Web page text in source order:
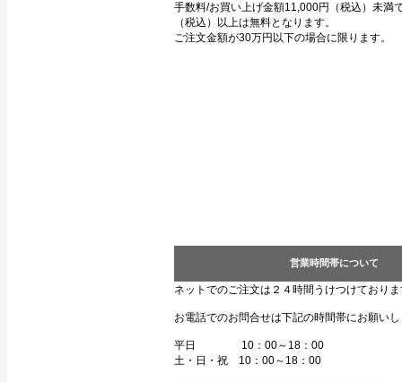
手数料/お買い上げ金額11,000円（税込）未満
（税込）以上は無料となります。
ご注文金額が30万円以下の場合に限ります。
営業時間帯について
ネットでのご注文は２４時間うけつけており
お電話でのお問合せは下記の時間帯にお願い
平日 10：00～18：00
土・日・祝 10：00～18：00